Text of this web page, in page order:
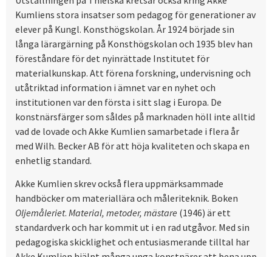
Kumliens stora insatser som pedagog för generationer av
elever på Kungl. Konsthögskolan. År 1924 började sin
långa lärargärning på Konsthögskolan och 1935 blev han
föreståndare för det nyinrättade Institutet för
materialkunskap. Att förena forskning, undervisning och
utåtriktad information i ämnet var en nyhet och
institutionen var den första i sitt slag i Europa. De
konstnärsfärger som såldes på marknaden höll inte alltid
vad de lovade och Akke Kumlien samarbetade i flera år
med Wilh. Becker AB för att höja kvaliteten och skapa en
enhetlig standard.
Akke Kumlien skrev också flera uppmärksammade
handböcker om materiallära och måleriteknik. Boken
Oljemåleriet. Material, metoder, mästare (1946) är ett
standardverk och har kommit ut i en rad utgåvor. Med sin
pedagogiska skicklighet och entusiasmerande tilltal har